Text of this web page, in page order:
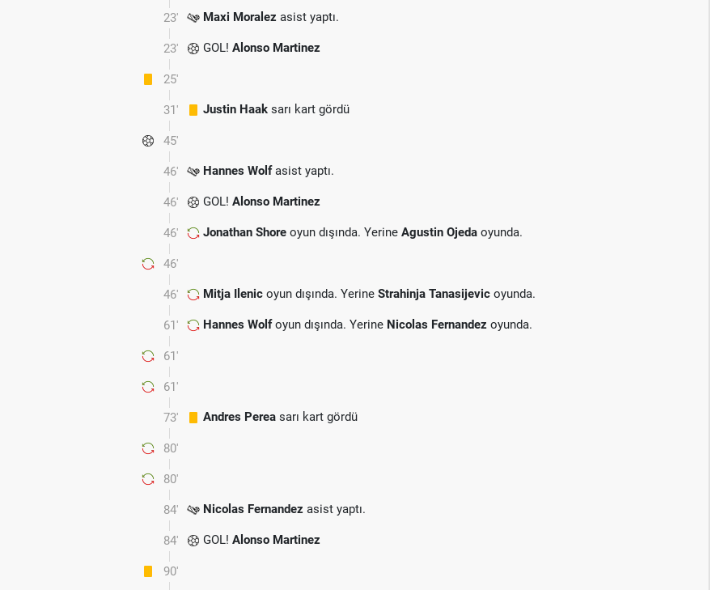
23' Maxi Moralez asist yaptı.
23' GOL! Alonso Martinez
25'
31' Justin Haak sarı kart gördü
45'
46' Hannes Wolfasist yaptı.
46' GOL! Alonso Martinez
46' Jonathan Shore oyun dışında. Yerine Agustin Ojeda oyunda.
46'
46' Mitja Ilenic oyun dışında. Yerine Strahinja Tanasijevic oyunda.
61' Hannes Wolfoyun dışında. Yerine Nicolas Fernandez oyunda.
61'
61'
73' Andres Perea sarı kart gördü
80'
80'
84' Nicolas Fernandez asist yaptı.
84' GOL! Alonso Martinez
90'